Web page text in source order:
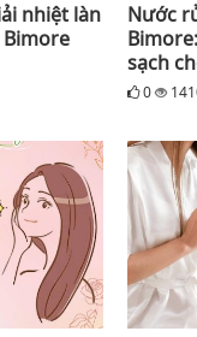
nhiệt làn
Nước
sạch
0